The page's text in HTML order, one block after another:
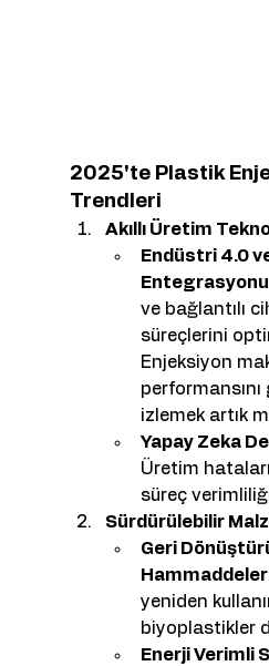
2025'te Plastik
Trendleri
Akıllı Üretim
Endüstri 4.0
Entegrasyonu
ve bağlantılı
süreçlerini
Enjeksiyon
performansını
izlemek artık
Yapay Zeka
Üretim
süreç verimliliği
Sürdürülebilir
Geri
Hammaddeler
yeniden
biyoplastikler
Enerji Verimli